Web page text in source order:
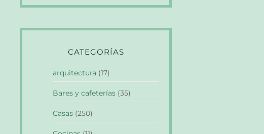
CATEGORÍAS
arquitectura (17)
Bares y cafeterías (35)
Casas (250)